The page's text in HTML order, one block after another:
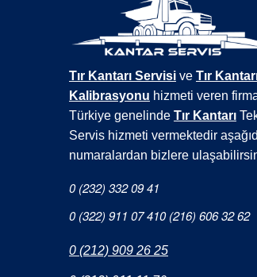
Tır Kantarı Servisi ve Tır
Kalibrasyonu hizmeti veren
Türkiye genelinde Tır Kantarı
Servis hizmeti vermektedir
numaralardan bizlere
0 (232) 332 09 41
0 (322) 911 07 410 (216) 606 32 62
0 (212) 909 26 25